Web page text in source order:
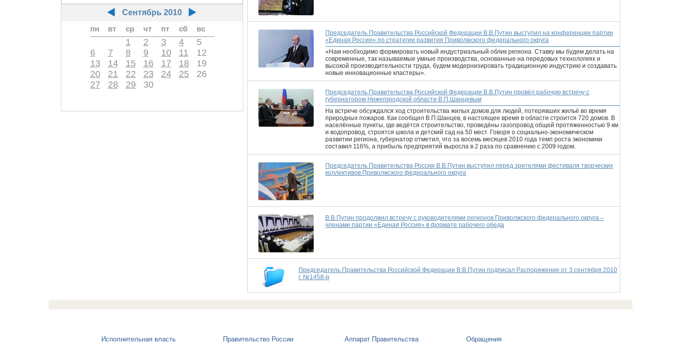
Сентябрь 2010
пн
вт ср чт пт сб вс
1 2 3 4
5
6
7 8 9 10 11
12
13
14 15 16 17 18
19
20
21 22 23 24 25
26
27
28 29 30
Председатель Правительства Российской Федерации В.В.Путин выступил на конференции партии
«Единая Россия» по стратегии развития Приволжского федерального округа
«Нам необходимо формировать новый индустриальный облик региона. Ставку мы будем делать на
современные, так называемые умные производства, основанные на передовых технологиях и
высокой производительности труда, будем модернизировать традиционную индустрию и создавать
новые инновационные кластеры».
Председатель Правительства Российской Федерации В.В.Путин провёл рабочую встречу с
губернатором Нижегородской области В.П.Шанцевым
На встрече обсуждался ход строительства жилых домов для людей, потерявших жильё во время
природных пожаров. Как сообщил В.П.Шанцев, в настоящее время в области строится 720 домов. В
населённые пункты, где ведётся строительство, проведёны газопровод общей протяженностью 9 км
и водопровод, строятся школа и детский сад на 50 мест. Говоря о социально-экономическом
развитии региона, губернатор отметил, что за восемь месяцев 2010 года темп роста экономики
составил 116%, а прибыль предприятий выросла в 2 раза по сравнению с 2009 годом.
Председатель Правительства России В.В.Путин выступил перед зрителями фестиваля творческих
коллективов Приволжского федерального округа
В.В.Путин продолжил встречу с руководителями регионов Приволжского федерального округа –
членами партии «Единая Россия» в формате рабочего обеда
Председатель Правительства Российской Федерации В.В.Путин подписал Распоряжение от 3 сентября 2010
г. №1458-р
Исполнительная власть Правительство России Аппарат Правительства Обращения